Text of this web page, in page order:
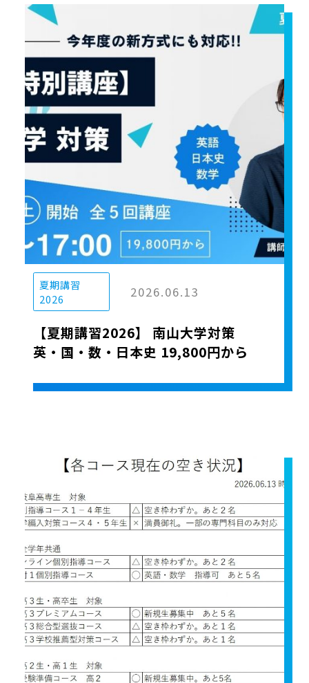
夏期講習
2026
2026.06.13
【夏期講習2026】 南山大学対策
英・国・数・日本史 19,800円から